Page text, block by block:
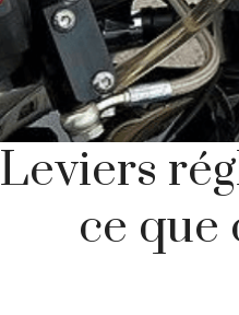
Leviers
ce que